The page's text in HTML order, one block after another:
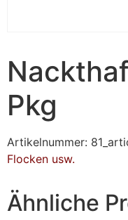
Pkg
Artikelnummer:
Flocken usw.
Ähnliche